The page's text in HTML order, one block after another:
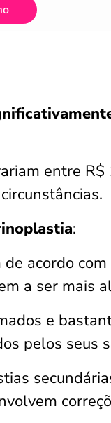
entre
:
acordo
a ser mais
e
pelos seus